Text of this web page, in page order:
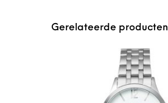
Gerelateerde producten